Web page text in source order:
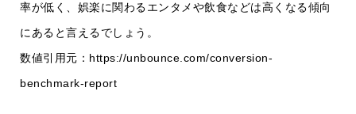
率が低く、娯楽に関わるエンタメや飲食などは高くなる傾向
にあると言えるでしょう。
数値引用元：https://unbounce.com/conversion-
benchmark-report